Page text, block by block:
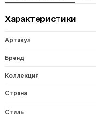
Характеристики
Артикул
Бренд
Коллекция
Страна
Стиль